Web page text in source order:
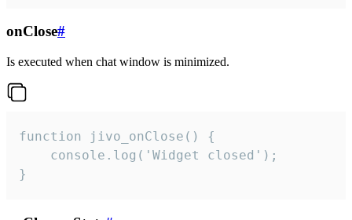
onClose#
Is executed when chat window is minimized.
function jivo_onClose() {
    console.log('Widget closed');
}